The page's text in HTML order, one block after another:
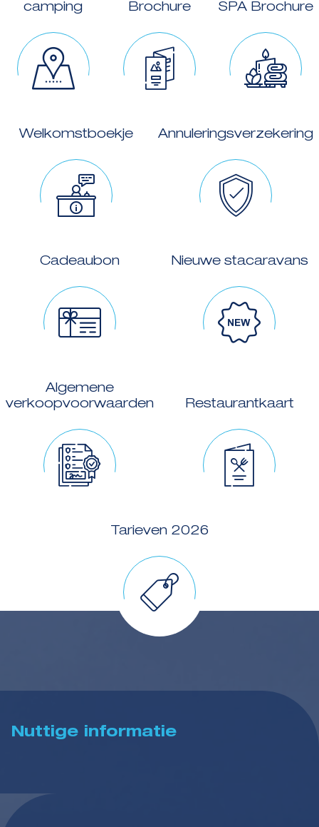
camping Brochure SPA Brochure
Welkomstboekje Annuleringsverzekering
Cadeaubon Nieuwe stacaravans
Algemene
verkoopvoorwaarden
Restaurantkaart
Tarieven 2026
Nuttige informatie